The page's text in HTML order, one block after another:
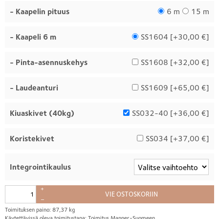
Toimituksen paino: 87,37 kg
- Kaapelin pituus 6 m 15 m
- Kaapeli 6 m SS1604 [+30,00 €]
- Pinta-asennuskehys SS1608 [+32,00 €]
- Laudeanturi SS1609 [+65,00 €]
Kiuaskivet (40kg) SS032-40 [+36,00 €]
Koristekivet SS034 [+37,00 €]
Integrointikaulus
+
–
VIE OSTOSKORIIN